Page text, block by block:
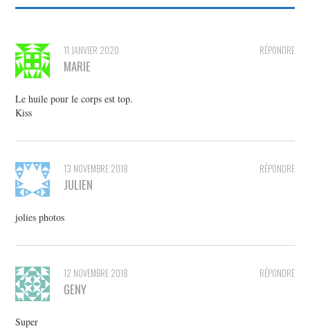
RÉPONDRE
11 JANVIER 2020
MARIE
Le huile pour le corps est top.
Kiss
RÉPONDRE
13 NOVEMBRE 2018
JULIEN
jolies photos
RÉPONDRE
12 NOVEMBRE 2018
GENY
Super